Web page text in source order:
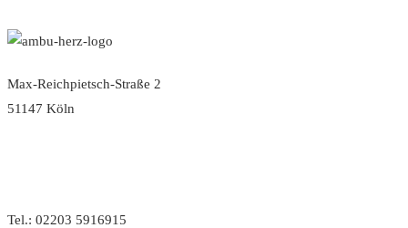
Max-Reichpietsch-Straße 2
51147 Köln
Tel.: 02203 5916915